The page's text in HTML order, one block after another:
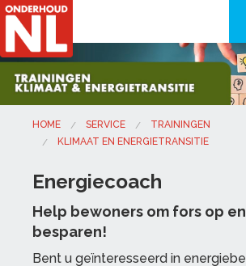
HOME SERVICE
TRAININGEN
KLIMAAT EN ENERGIETRANSITIE
Energiecoach
Help bewoners om fors op
besparen!
Bent u geïnteresseerd in